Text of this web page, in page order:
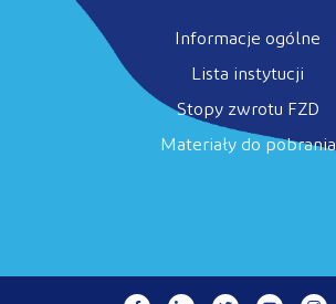
Informacje ogólne
Lista instytucji
Stopy zwrotu FZD
Materiały do pobrania